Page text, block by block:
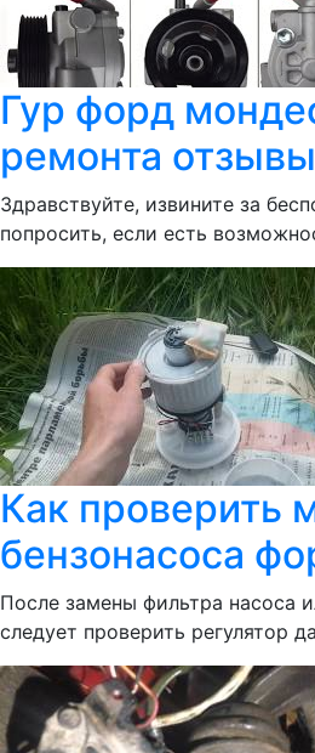
Гур форд
ремонта отзывы
Здравствуйте, извините за
попросить, если есть
Как проверить
бензонасоса
После замены фильтра насоса
следует проверить регулятор